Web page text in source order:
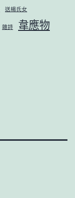
送楊氏女
雜詩 韋應物